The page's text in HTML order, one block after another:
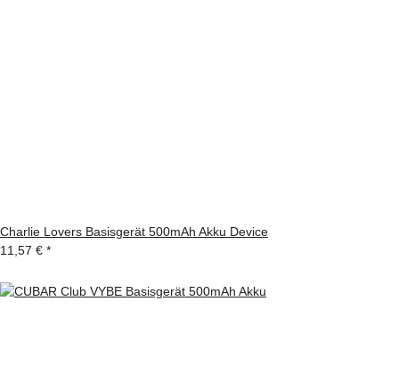
Charlie Lovers Basisgerät 500mAh Akku Device
11,57 € *